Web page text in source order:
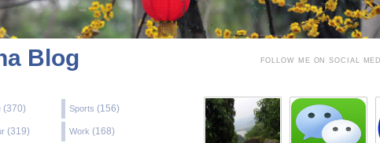
Blog
(370) Sports (156)
(319) Work (168)
FOLLOW ME ON SOCIAL